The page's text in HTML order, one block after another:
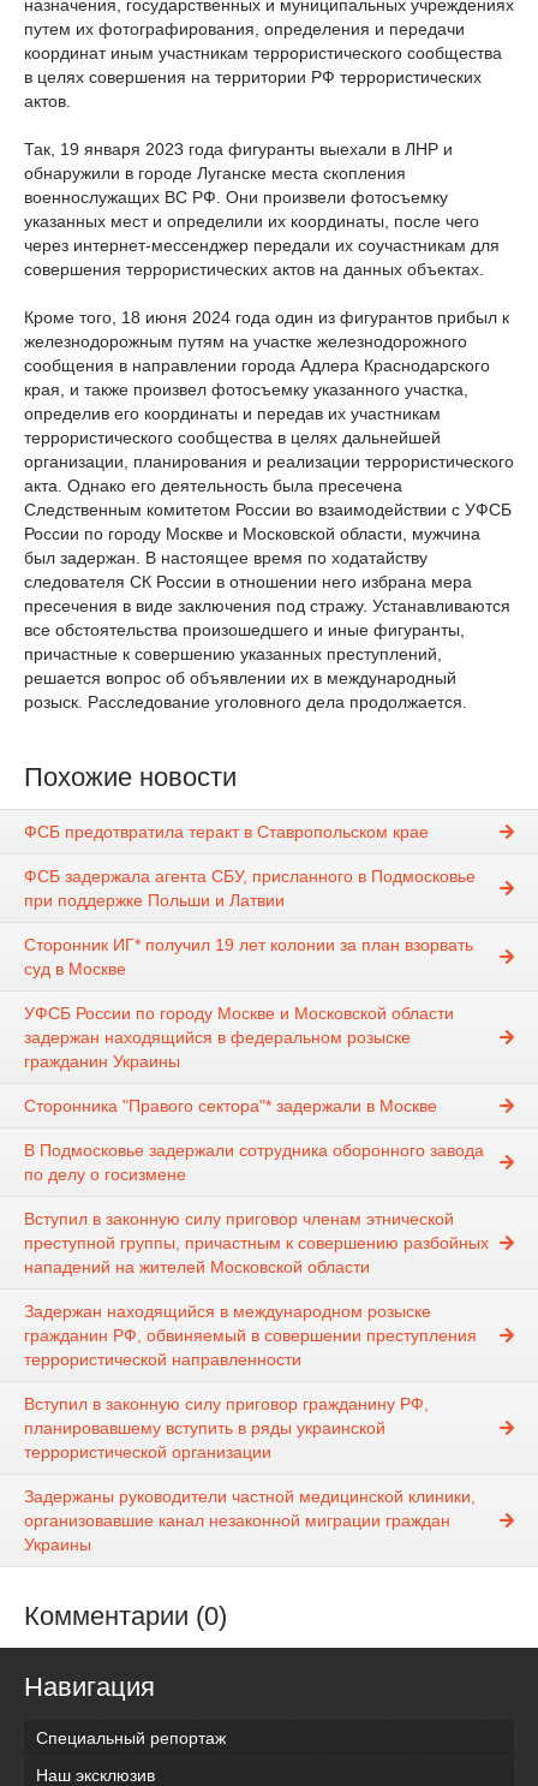
назначения, государственных и муниципальных учреждениях
путем их фотографирования, определения и передачи
координат иным участникам террористического сообщества
в целях совершения на территории РФ террористических
актов.
Так, 19 января 2023 года фигуранты выехали в ЛНР и
обнаружили в городе Луганске места скопления
военнослужащих ВС РФ. Они произвели фотосъемку
указанных мест и определили их координаты, после чего
через интернет-мессенджер передали их соучастникам для
совершения террористических актов на данных объектах.
Кроме того, 18 июня 2024 года один из фигурантов прибыл к
железнодорожным путям на участке железнодорожного
сообщения в направлении города Адлера Краснодарского
края, и также произвел фотосъемку указанного участка,
определив его координаты и передав их участникам
террористического сообщества в целях дальнейшей
организации, планирования и реализации террористического
акта. Однако его деятельность была пресечена
Следственным комитетом России во взаимодействии с УФСБ
России по городу Москве и Московской области, мужчина
был задержан. В настоящее время по ходатайству
следователя СК России в отношении него избрана мера
пресечения в виде заключения под стражу. Устанавливаются
все обстоятельства произошедшего и иные фигуранты,
причастные к совершению указанных преступлений,
решается вопрос об объявлении их в международный
розыск. Расследование уголовного дела продолжается.
Похожие новости
ФСБ предотвратила теракт в Ставропольском крае
ФСБ задержала агента СБУ, присланного в Подмосковье
при поддержке Польши и Латвии
Сторонник ИГ* получил 19 лет колонии за план взорвать
суд в Москве
УФСБ России по городу Москве и Московской области
задержан находящийся в федеральном розыске
гражданин Украины
Сторонника "Правого сектора"* задержали в Москве
В Подмосковье задержали сотрудника оборонного завода
по делу о госизмене
Вступил в законную силу приговор членам этнической
преступной группы, причастным к совершению разбойных
нападений на жителей Московской области
Задержан находящийся в международном розыске
гражданин РФ, обвиняемый в совершении преступления
террористической направленности
Вступил в законную силу приговор гражданину РФ,
планировавшему вступить в ряды украинской
террористической организации
Задержаны руководители частной медицинской клиники,
организовавшие канал незаконной миграции граждан
Украины
Комментарии (0)
Навигация
Специальный репортаж
Наш эксклюзив